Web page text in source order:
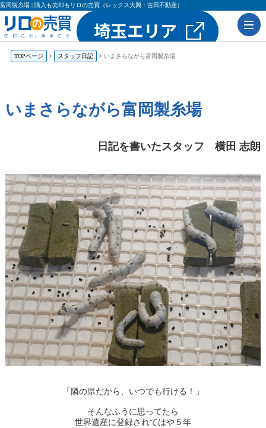
富岡製糸場 | 購入も売却もリロの売買（レックス大興・吉田不動産）
TOPページ スタッフ日記 いまさらながら富岡製糸場
いまさらながら富岡製糸場
日記を書いたスタッフ 横田 志朗
「隣の県だから、いつでも行ける！」
そんなふうに思ってたら
世界遺産に登録されてはや５年